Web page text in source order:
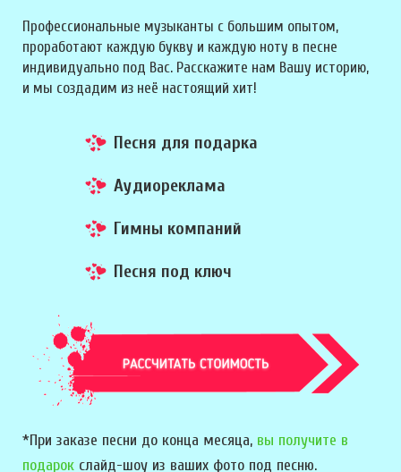
Профессиональные музыканты с большим опытом,
проработают каждую букву и каждую ноту в песне
индивидуально под Вас. Расскажите нам Вашу историю,
и мы создадим из неё настоящий хит!
Песня для подарка
Аудиореклама
Гимны компаний
Песня под ключ
*При заказе песни до конца месяца, вы получите в
подарок слайд-шоу из ваших фото под песню.